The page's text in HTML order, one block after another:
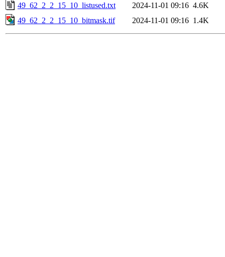
49_62_2_2_15_10_listused.txt
2024-11-01 09:16 4.6K
49_62_2_2_15_10_bitmask.tif
2024-11-01 09:16 1.4K